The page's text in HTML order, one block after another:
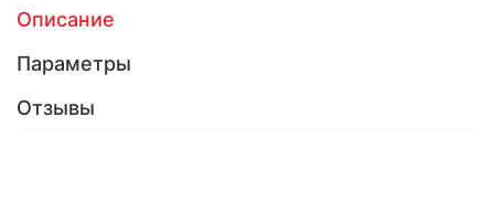
Описание
Параметры
Отзывы